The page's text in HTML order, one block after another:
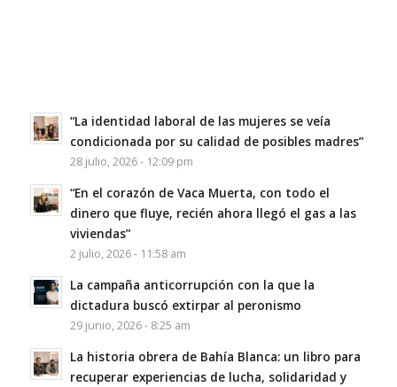
“La identidad laboral de las mujeres se veía
condicionada por su calidad de posibles madres”
28 julio, 2026 - 12:09 pm
“En el corazón de Vaca Muerta, con todo el
dinero que fluye, recién ahora llegó el gas a las
viviendas”
2 julio, 2026 - 11:58 am
La campaña anticorrupción con la que la
dictadura buscó extirpar al peronismo
29 junio, 2026 - 8:25 am
La historia obrera de Bahía Blanca: un libro para
recuperar experiencias de lucha, solidaridad y